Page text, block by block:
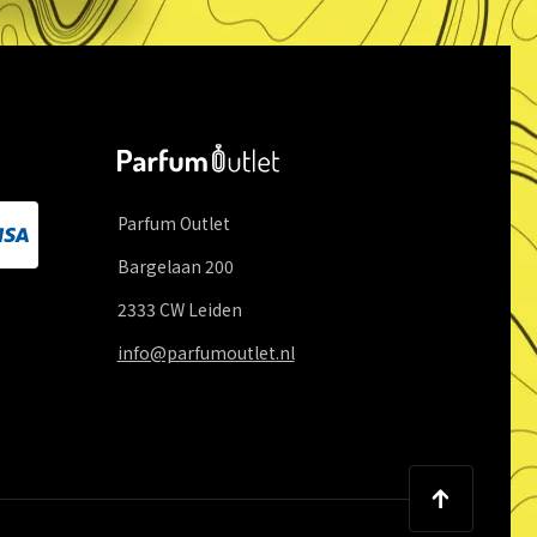
Parfum Outlet
Bargelaan 200
2333 CW Leiden
info@parfumoutlet.nl